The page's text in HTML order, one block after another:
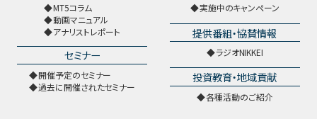
MT5コラム
動画マニュアル
アナリストレポート
セミナー
開催予定のセミナー
過去に開催されたセミナー
実施中のキャンペーン
提供番組・協賛情報
ラジオNIKKEI
投資教育・地域貢献
各種活動のご紹介